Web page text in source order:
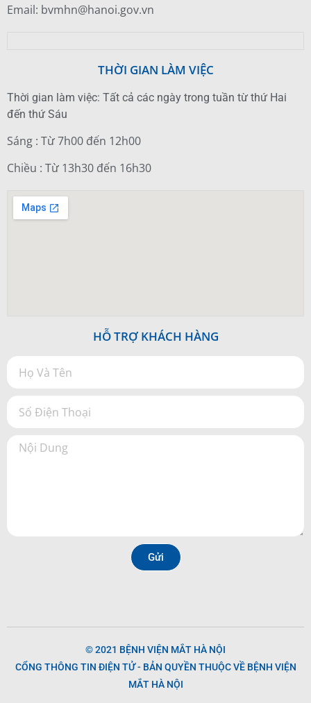
Email: bvmhn@hanoi.gov.vn
THỜI GIAN LÀM VIỆC
Thời gian làm việc: Tất cả các ngày trong tuần từ thứ Hai
đến thứ Sáu
Sáng : Từ 7h00 đến 12h00
Chiều : Từ 13h30 đến 16h30
HỖ TRỢ KHÁCH HÀNG
Gửi
© 2021 BỆNH VIỆN MẮT HÀ NỘI
CỔNG THÔNG TIN ĐIỆN TỬ - BẢN QUYỀN THUỘC VỀ BỆNH VIỆN
MẮT HÀ NỘI